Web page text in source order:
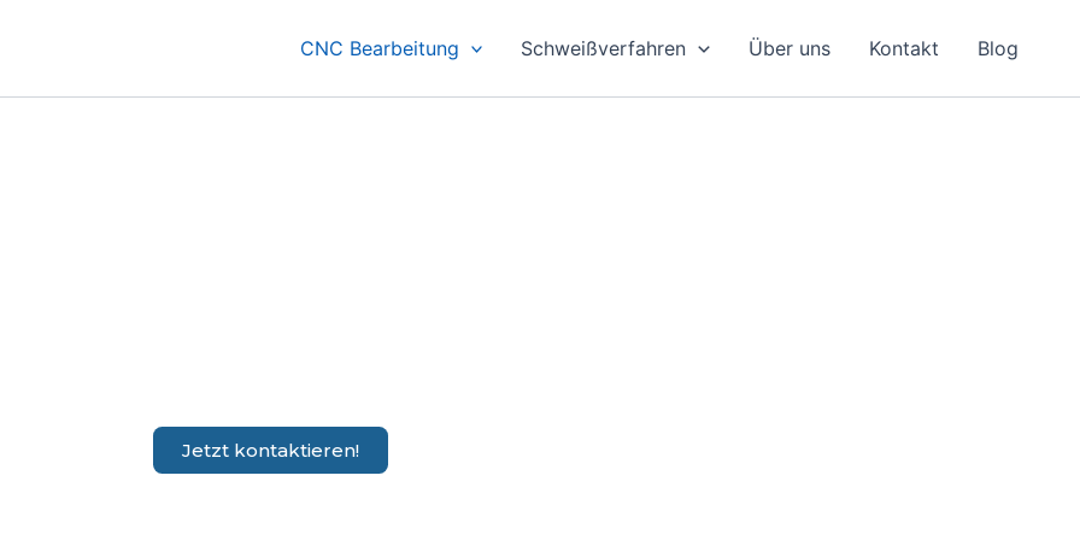
CNC Bearbeitung Schweißverfahren Über uns Kontakt Blog
Jetzt kontaktieren!